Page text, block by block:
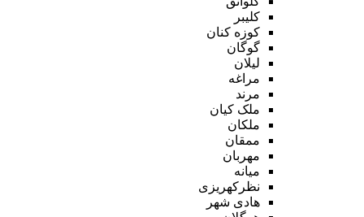
کلیبر
کوزه کنان
گوگان
لیلان
مراغه
مرند
ملک کیان
ملکان
ممقان
مهربان
میانه
نظرکهریزی
هادی شهر